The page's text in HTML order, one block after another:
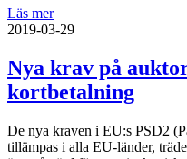
Läs mer
2019-03-29
Nya krav på
kortbetalning
De nya kraven i EU:s PSD2
tillämpas i alla EU-länder,